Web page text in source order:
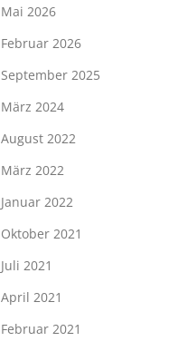
Mai 2026
Februar 2026
September 2025
März 2024
August 2022
März 2022
Januar 2022
Oktober 2021
Juli 2021
April 2021
Februar 2021